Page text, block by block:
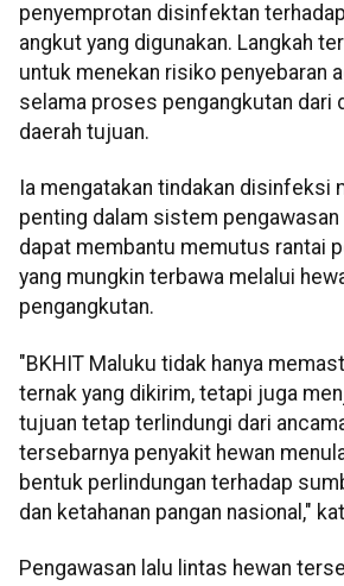
penyemprotan disinfektan
angkut yang digunakan. Langkah
untuk menekan risiko penyebaran
selama proses pengangkutan dari
daerah tujuan.
Ia mengatakan tindakan disinfeksi
penting dalam sistem pengawasan
dapat membantu memutus rantai
yang mungkin terbawa melalui
pengangkutan.
"BKHIT Maluku tidak hanya
ternak yang dikirim, tetapi juga
tujuan tetap terlindungi dari
tersebarnya penyakit hewan
bentuk perlindungan terhadap
dan ketahanan pangan nasional,"
Pengawasan lalu lintas hewan